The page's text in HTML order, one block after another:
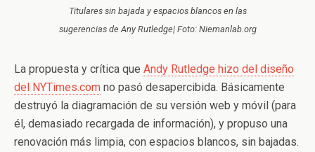
Titulares sin bajada y espacios blancos en las
sugerencias de Any Rutledge| Foto: Niemanlab.org
La propuesta y crítica que Andy Rutledge hizo del diseño
del NYTimes.com no pasó desapercibida. Básicamente
destruyó la diagramación de su versión web y móvil (para
él, demasiado recargada de información), y propuso una
renovación más limpia, con espacios blancos, sin bajadas.